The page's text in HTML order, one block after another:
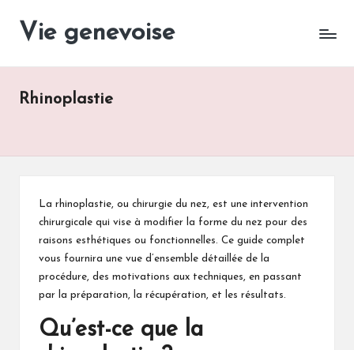
Vie genevoise
Vie
Rhinoplastie
La rhinoplastie, ou chirurgie du nez, est une intervention
chirurgicale qui vise à modifier la forme du nez pour des
raisons esthétiques ou fonctionnelles. Ce guide complet
vous fournira une vue d’ensemble détaillée de la
procédure, des motivations aux techniques, en passant
par la préparation, la récupération, et les résultats.
Qu’est-ce que la